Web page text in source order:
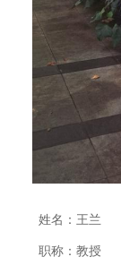
姓名：王兰
职称：教授